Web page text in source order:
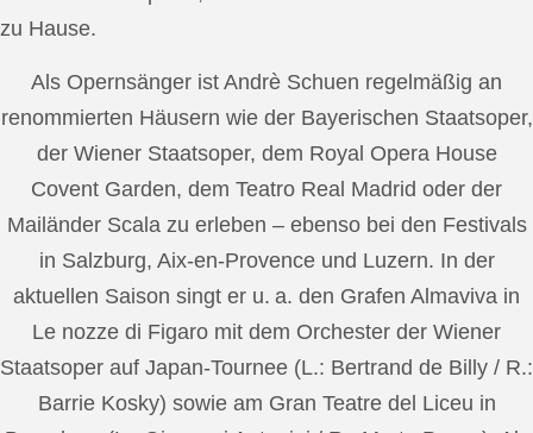
zu Hause.
Als Opernsänger ist Andrè Schuen regelmäßig an
renommierten Häusern wie der Bayerischen Staatsoper,
der Wiener Staatsoper, dem Royal Opera House
Covent Garden, dem Teatro Real Madrid oder der
Mailänder Scala zu erleben – ebenso bei den Festivals
in Salzburg, Aix-en-Provence und Luzern. In der
aktuellen Saison singt er u. a. den Grafen Almaviva in
Le nozze di Figaro mit dem Orchester der Wiener
Staatsoper auf Japan-Tournee (L.: Bertrand de Billy / R.:
Barrie Kosky) sowie am Gran Teatre del Liceu in